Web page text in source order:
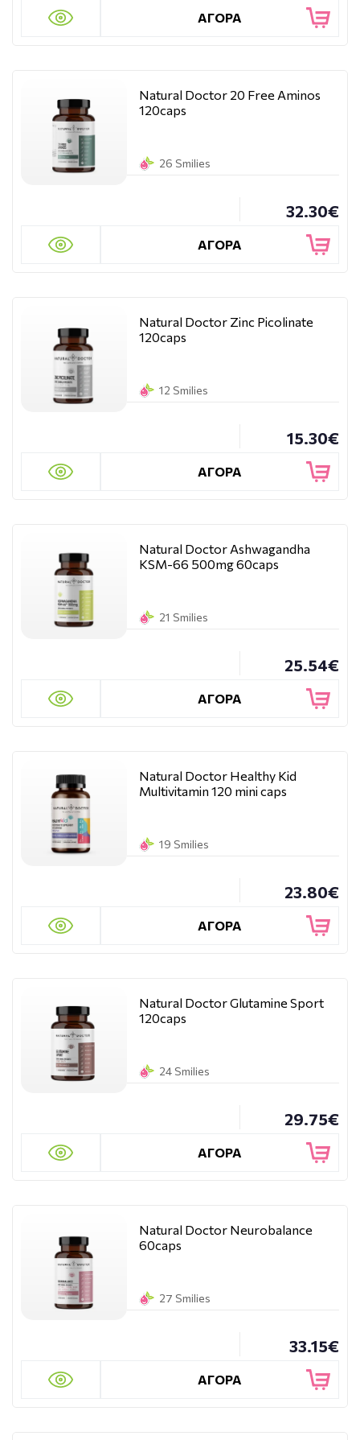
ΑΓΟΡΑ
Natural Doctor 20 Free Aminos
120caps
26 Smilies
32.30€
ΑΓΟΡΑ
Natural Doctor Zinc Picolinate
120caps
12 Smilies
15.30€
ΑΓΟΡΑ
Natural Doctor Ashwagandha
KSM-66 500mg 60caps
21 Smilies
25.54€
ΑΓΟΡΑ
Natural Doctor Healthy Kid
Multivitamin 120 mini caps
19 Smilies
23.80€
ΑΓΟΡΑ
Natural Doctor Glutamine Sport
120caps
24 Smilies
29.75€
ΑΓΟΡΑ
Natural Doctor Neurobalance
60caps
27 Smilies
33.15€
ΑΓΟΡΑ